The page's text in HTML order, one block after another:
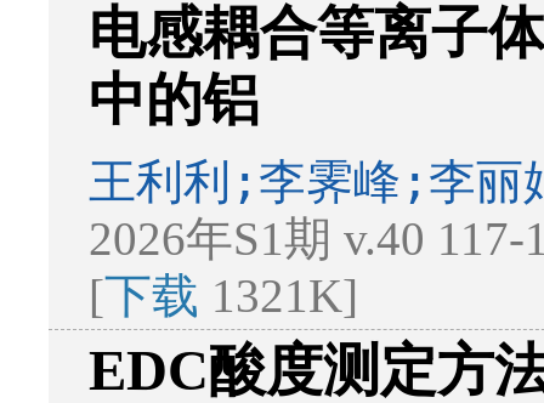
电感耦合等离子
中的铝
王利利;李霁峰;李
2026年S1期 v.40
[下载 1321K]
EDC酸度测定方